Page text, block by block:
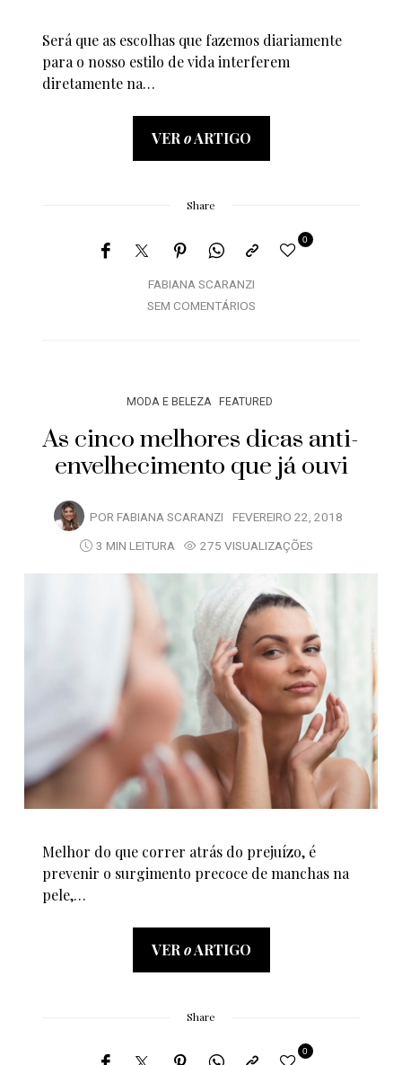
Será que as escolhas que fazemos diariamente
para o nosso estilo de vida interferem
diretamente na…
VER oARTIGO
Share
FABIANA SCARANZI
0
SEM COMENTÁRIOS
MODA E BELEZA FEATURED
As cinco melhores dicas anti-
envelhecimento que já ouvi
POR FABIANA SCARANZI FEVEREIRO 22, 2018
3 MIN LEITURA
275 VISUALIZAÇÕES
Melhor do que correr atrás do prejuízo, é
prevenir o surgimento precoce de manchas na
pele,…
VERoARTIGO
Share
0